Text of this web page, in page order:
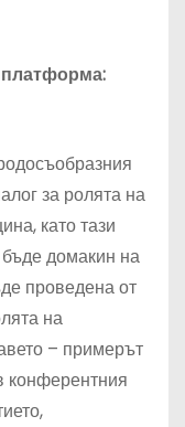
за ролята на
като тази
домакин на
проведена от
на
– примерът
конферентния